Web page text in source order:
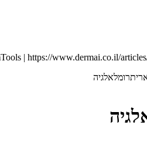
| https://www.dermai.co.il/